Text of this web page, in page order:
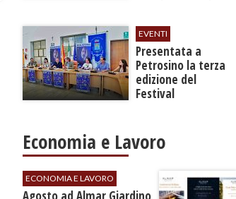
EVENTI
Presentata a
Petrosino la terza
edizione del
Festival
"Voci dal
Mediterraneo"
Economia e Lavoro
ECONOMIA E LAVORO
Agosto ad Almar Giardino